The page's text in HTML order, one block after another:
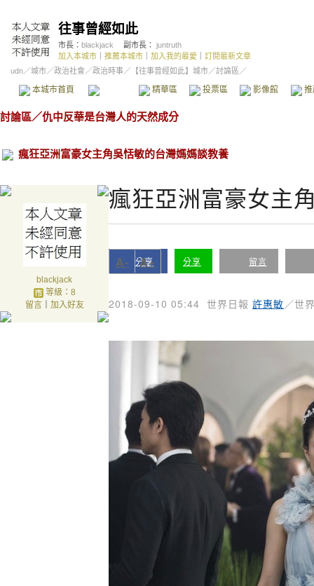
往事曾經如此
市長： blackjack 副市長： juntruth
加入本城市
推薦本城市 加入我的最愛
訂閱最新文章
udn／城市／政治社會 ／政治時事／ 【往事曾經如此】城市／討論區／
本城市首頁 精華區 投票區 影像館
討論區／仇中反華是台灣人的天然成分
瘋狂亞洲富豪女主角吳恬敏的台灣媽媽談教養
blackjack
等級：8
留言｜ 加入好友
瘋狂亞洲富豪女主
分享 分享 留言
A- A+
2018-09-10 05:44 世界日報 許惠敏／世